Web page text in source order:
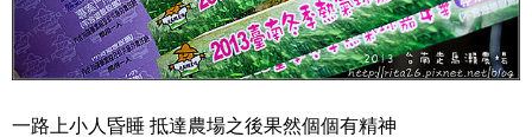
一路上小人昏睡 抵達農場之後果然個個有精神